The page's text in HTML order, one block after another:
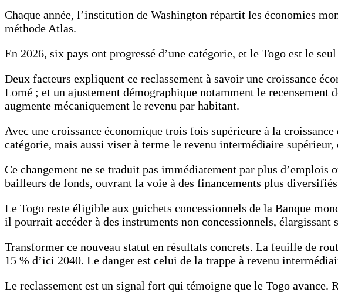
Chaque année, l’institution de Washington répartit les économies
méthode Atlas.
En 2026, six pays ont progressé d’une catégorie, et le Togo est le
Deux facteurs expliquent ce reclassement à savoir une croissance
Lomé ; et un ajustement démographique notamment le
augmente mécaniquement le revenu par habitant.
Avec une croissance économique trois fois supérieure à la
catégorie, mais aussi viser à terme le revenu intermédiaire
Ce changement ne se traduit pas immédiatement par plus
bailleurs de fonds, ouvrant la voie à des financements plus
Le Togo reste éligible aux guichets concessionnels de la Banque
il pourrait accéder à des instruments non concessionnels, élargissant
Transformer ce nouveau statut en résultats concrets. La feuille de
15 % d’ici 2040. Le danger est celui de la trappe à revenu
Le reclassement est un signal fort qui témoigne que le Togo avance.